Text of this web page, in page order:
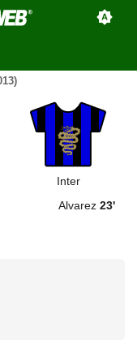
Inter
Alvarez 23'